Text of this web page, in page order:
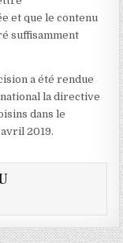
et que le contenu
suffisamment
a été rendue
la directive
dans le
2019.